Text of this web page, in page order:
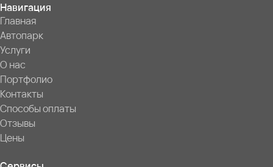
Навигация
Главная
Автопарк
Услуги
О нас
Портфолио
Контакты
Способы оплаты
Отзывы
Цены